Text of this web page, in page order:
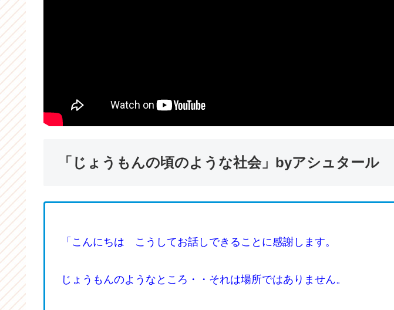
「じょうもんの頃のような社会」byアシュタール
「こんにちは こうしてお話しできることに感謝します。
じょうもんのようなところ・・それは場所ではありません。